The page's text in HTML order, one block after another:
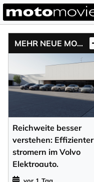
MEHR NEUE MOTONEWS
Reichweite besser
verstehen: Effizienter
stromern im Volvo
Elektroauto.
vor 1 Tag